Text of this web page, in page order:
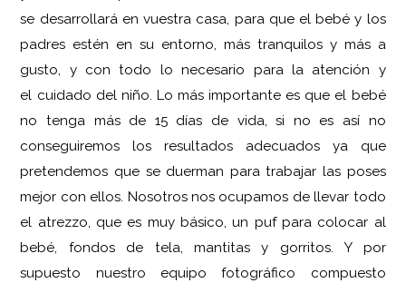
se desarrollará en vuestra casa, para que el bebé y los
padres estén en su entorno, más tranquilos y más a
gusto, y con todo lo necesario para la atención y
el cuidado del niño. Lo más importante es que el bebé
no tenga más de 15 días de vida, si no es así no
conseguiremos los resultados adecuados ya que
pretendemos que se duerman para trabajar las poses
mejor con ellos. Nosotros nos ocupamos de llevar todo
el atrezzo, que es muy básico, un puf para colocar al
bebé, fondos de tela, mantitas y gorritos. Y por
supuesto nuestro equipo fotográfico compuesto